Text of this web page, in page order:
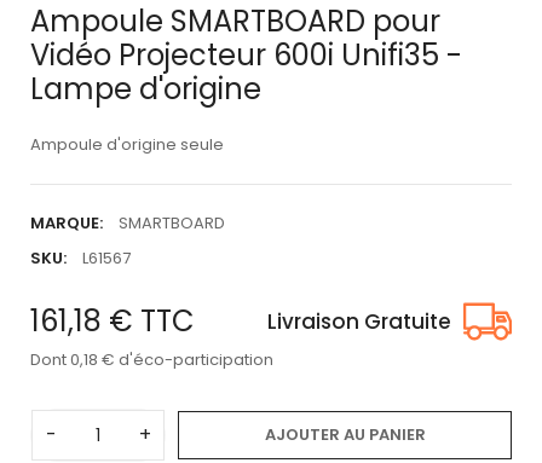
Ampoule SMARTBOARD pour
Vidéo Projecteur 600i Unifi35 -
Lampe d'origine
Ampoule d'origine seule
MARQUE:
SMARTBOARD
SKU:
L61567
161,18 € TTC Livraison Gratuite
Dont 0,18 € d'éco-participation
- + AJOUTER AU PANIER